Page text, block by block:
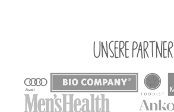
Unsere Partner